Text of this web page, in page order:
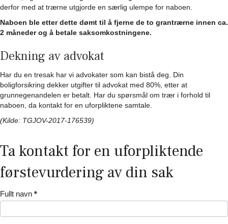
derfor med at trærne utgjorde en særlig ulempe for naboen.
Naboen ble etter dette dømt til å fjerne de to grantrærne innen ca.
2 måneder og å betale saksomkostningene.
Dekning av advokat
Har du en tresak har vi advokater som kan bistå deg. Din
boligforsikring dekker utgifter til advokat med 80%, etter at
grunnegenandelen er betalt. Har du spørsmål om trær i forhold til
naboen, da kontakt for en uforpliktene samtale.
(Kilde: TGJOV-2017-176539)
Ta kontakt for en uforpliktende
førstevurdering av din sak
Kontaktskjema
Fullt navn *